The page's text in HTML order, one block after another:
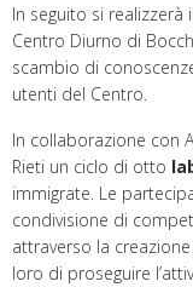
In seguito si realizzerà il
Centro Diurno di
scambio di
utenti del Centro.
In collaborazione con
Rieti un ciclo di otto
immigrate. Le
condivisione di
attraverso la
loro di proseguire